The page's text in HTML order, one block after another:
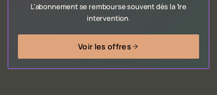
L'abonnement se rembourse souvent dès la 1re
intervention.
Voir les offres